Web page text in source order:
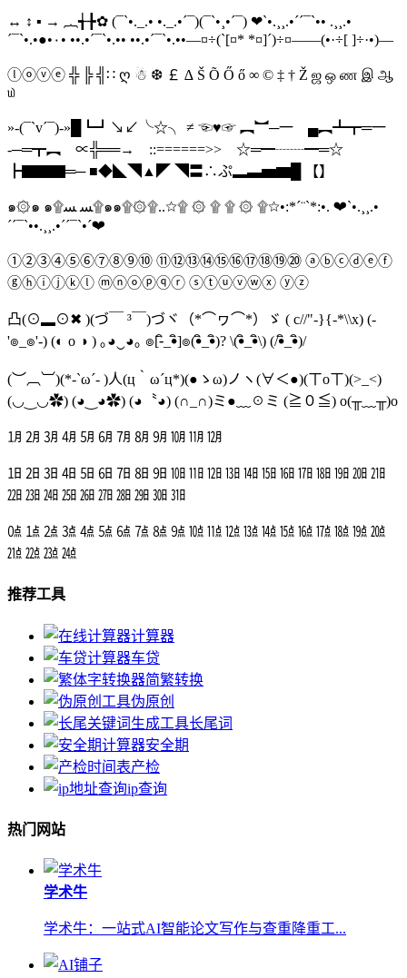
↔ ↕ ▪ → ︷╅╊✿ (¯`•._.• •._.•´¯)(¯`•¸•´¯) ❤`•.¸¸.•´´¯`•• .¸¸.•
´¯`•.•●•۰• ••.•´¯`•.•• ••.•´¯`•.••—¤÷(`[¤* *¤]´)÷¤——(•·÷[ ]÷·•)—
ⓛⓞⓥⓔ ╬ ╠ ╣∷ ღ ☃ ❆ ￡ ∆ Š Õ Ő ő ∞ © ‡ † Ž ஜ ஒ ண இ ஆ
௰
»-(¯`v´¯)-»█┗┛↘↙╰☆╮ ≠ ☜♥☞ ︻︼─一 ▄︻┻┳═一
-─═┳︻ ∝╬══→ ::======>> ☆═━┈┈━═☆
┣▇▇▇═─ ■◆◣◥▲◤ ◥〓∴ぷ▂▃▅▆█ 【】
๑۞๑ ๑۩ﺴ ﺴ۩๑๑۩۞۩..☆۩ ۞ ۩ ۩ ۞ ۩☆•:*´¨`*:•. ❤`•.¸¸.•
´´¯`••.¸¸.•´´¯`•´❤
①②③④⑤⑥⑦⑧⑨⑩ ⑪⑫⑬⑭⑮⑯⑰⑱⑲⑳ ⓐⓑⓒⓓⓔⓕ
ⓖⓗⓘⓙⓚⓛ ⓜⓝⓞⓟⓠⓡ ⓢⓣⓤⓥⓦⓧ ⓨⓩ
凸(⊙▂⊙✖ )(づ￣ ³￣)づヾ（*⌒ヮ⌒*）ゞ ( c//"-}{-*\\x) (-
'๏_๏'-) (◐ o ◑ ) ｡◕‿◕｡ ๏[-ิ_•ิ]๏(•ิ_•ิ)? \(•ิ_•ิ\) (/•ิ_•ิ)/
(︶︹︺)(*-`ω´- )人(ц｀ω´ц*)(●ゝω)ノヽ(∀＜●)(ㄒoㄒ)(>_<)
(◡‿◡✿) (◕‿◕✿) (◕〝◕) (∩_∩)ミ●﹏☉ミ (≧０≦) o(╥﹏╥)o
㋀ ㋁ ㋂ ㋃ ㋄ ㋅ ㋆ ㋇ ㋈ ㋉ ㋊ ㋋
㏠ ㏡ ㏢ ㏣ ㏤ ㏥ ㏦ ㏧ ㏨ ㏩ ㏪ ㏫ ㏬ ㏭ ㏮ ㏯ ㏰ ㏱ ㏲ ㏳ ㏴
㏵ ㏶ ㏷ ㏸ ㏹ ㏺ ㏻ ㏼ ㏽ ㏾
㍘ ㍙ ㍚ ㍛ ㍜ ㍝ ㍞ ㍟ ㍠ ㍡ ㍢ ㍣ ㍤ ㍥ ㍦ ㍧ ㍨ ㍩ ㍪ ㍫ ㍬
㍭ ㍮ ㍯ ㍰
推荐工具
计算器
车贷
简繁转换
伪原创
长尾词
安全期
产检
ip查询
热门网站
学术牛
学术牛：一站式AI智能论文写作与查重降重工...